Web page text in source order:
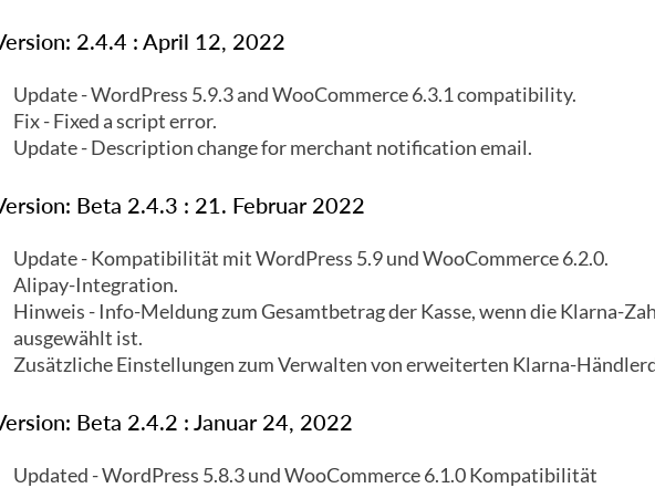
2.4.4 : April 12, 2022
Update - WordPress 5.9.3 and WooCommerce 6.3.1 compatibility.
Fix - Fixed a script error.
Update - Description change for merchant notification email.
Beta 2.4.3 : 21. Februar 2022
Update - Kompatibilität mit WordPress 5.9 und WooCommerce 6.2.0.
Alipay-Integration.
Hinweis - Info-Meldung zum Gesamtbetrag der Kasse, wenn die Klarna-
ausgewählt ist.
Zusätzliche Einstellungen zum Verwalten von erweiterten Klarna-
Beta 2.4.2 : Januar 24, 2022
Updated - WordPress 5.8.3 und WooCommerce 6.1.0 Kompatibilität